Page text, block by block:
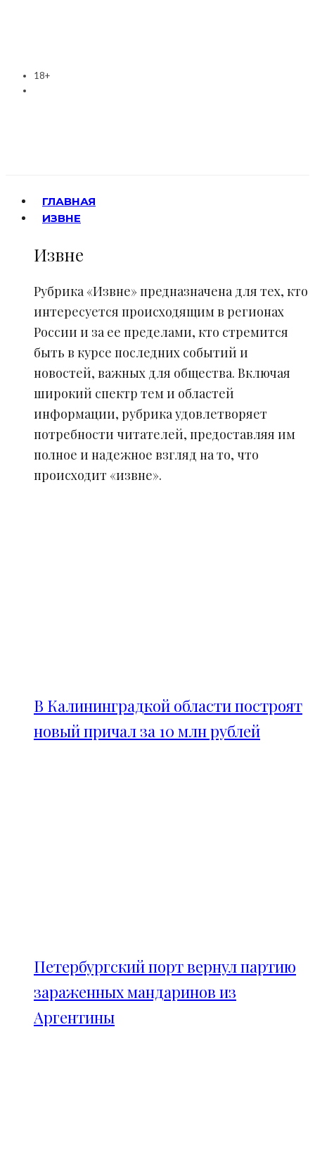
18+
ГЛАВНАЯ
ИЗВНЕ
Извне
Рубрика «Извне» предназначена для тех, кто
интересуется происходящим в регионах
России и за ее пределами, кто стремится
быть в курсе последних событий и
новостей, важных для общества. Включая
широкий спектр тем и областей
информации, рубрика удовлетворяет
потребности читателей, предоставляя им
полное и надежное взгляд на то, что
происходит «извне».
В Калининградкой области построят
новый причал за 10 млн рублей
Петербургский порт вернул партию
зараженных мандаринов из
Аргентины